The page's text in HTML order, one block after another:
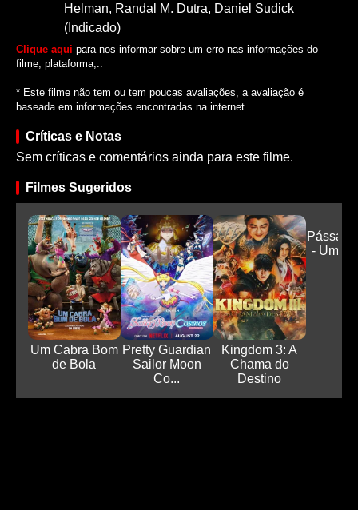
Helman, Randal M. Dutra, Daniel Sudick
(Indicado)
Clique aqui para nos informar sobre um erro nas informações do
filme, plataforma,..
* Este filme não tem ou tem poucas avaliações, a avaliação é
baseada em informações encontradas na internet.
Críticas e Notas
Sem críticas e comentários ainda para este filme.
Filmes Sugeridos
Um Cabra Bom
de Bola
Pretty Guardian
Sailor Moon
Co...
Kingdom 3: A
Chama do
Destino
Pássaro
- Uma